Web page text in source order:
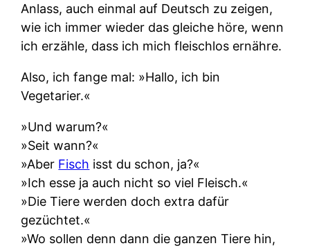
Anlass, auch einmal auf Deutsch zu zeigen,
wie ich immer wieder das gleiche höre, wenn
ich erzähle, dass ich mich fleischlos ernähre.
Also, ich fange mal: »Hallo, ich bin
Vegetarier.«
»Und warum?«
»Seit wann?«
»Aber Fisch isst du schon, ja?«
»Ich esse ja auch nicht so viel Fleisch.«
»Die Tiere werden doch extra dafür
gezüchtet.«
»Wo sollen denn dann die ganzen Tiere hin,